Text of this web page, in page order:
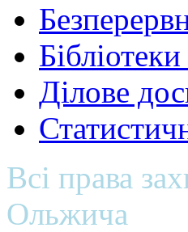
Ділове
Всі права
Ольжича